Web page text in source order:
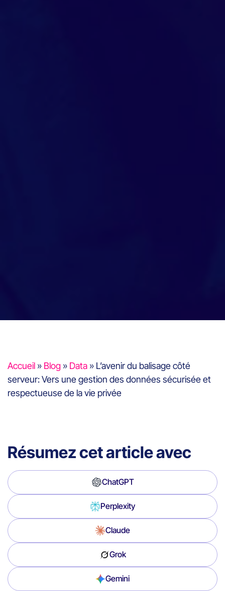
Accueil » Blog » Data » L’avenir du balisage côté
serveur: Vers une gestion des données sécurisée et
respectueuse de la vie privée
Résumez cet article avec
ChatGPT
Perplexity
Claude
Grok
Gemini